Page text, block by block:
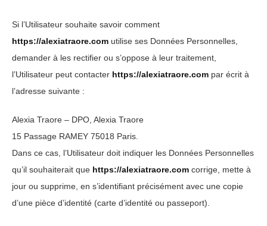
Si l’Utilisateur souhaite savoir comment
https://alexiatraore.com utilise ses Données Personnelles,
demander à les rectifier ou s’oppose à leur traitement,
l’Utilisateur peut contacter https://alexiatraore.com par écrit à
l’adresse suivante :
Alexia Traore – DPO, Alexia Traore
15 Passage RAMEY 75018 Paris.
Dans ce cas, l’Utilisateur doit indiquer les Données Personnelles
qu’il souhaiterait que https://alexiatraore.com corrige, mette à
jour ou supprime, en s’identifiant précisément avec une copie
d’une pièce d’identité (carte d’identité ou passeport).